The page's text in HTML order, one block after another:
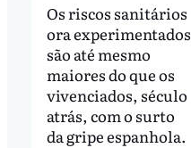
Os riscos sanitários
ora experimentados
são até mesmo
maiores do que os
vivenciados, século
atrás, com o surto
da gripe espanhola.